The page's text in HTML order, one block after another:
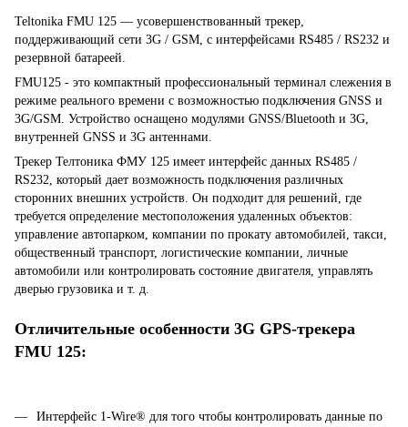
Teltonika FMU 125 — усовершенствованный трекер,
поддерживающий сети 3G / GSM, с интерфейсами RS485 / RS232 и
резервной батареей.
FMU125 - это компактный профессиональный терминал слежения в
режиме реального времени с возможностью подключения GNSS и
3G/GSM. Устройство оснащено модулями GNSS/Bluetooth и 3G,
внутренней GNSS и 3G антеннами.
Трекер Телтоника ФМУ 125 имеет интерфейс данных RS485 /
RS232, который дает возможность подключения различных
сторонних внешних устройств. Он подходит для решений, где
требуется определение местоположения удаленных объектов:
управление автопарком, компании по прокату автомобилей, такси,
общественный транспорт, логистические компании, личные
автомобили или контролировать состояние двигателя, управлять
дверью грузовика и т. д.
Отличительные особенности 3G GPS-трекера
FMU 125:
Интерфейс 1-Wire® для того чтобы контролировать данные по